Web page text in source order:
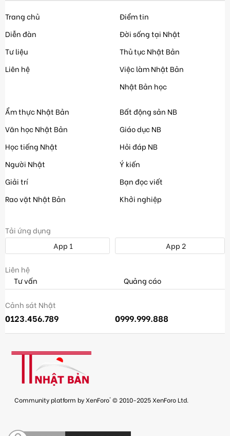
Trang chủ
Diễn đàn
Tư liệu
Liên hệ
Điểm tin
Đời sống tại Nhật
Thủ tục Nhật Bản
Việc làm Nhật Bản
Nhật Bản học
Ẩm thực Nhật Bản
Văn học Nhật Bản
Học tiếng Nhật
Người Nhật
Giải trí
Rao vặt Nhật Bản
Bất động sản NB
Giáo dục NB
Hỏi đáp NB
Ý kiến
Bạn đọc viết
Khởi nghiệp
Tải ứng dụng
App 1
App 2
Liên hệ
Tư vấn
Quảng cáo
Cảnh sát Nhật
0123.456.789 0999.999.888
Community platform by XenForo® © 2010-2025 XenForo Ltd.